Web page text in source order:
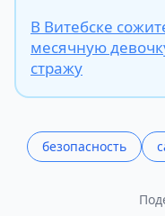
В Витебске
месячную
стражу
безопасность